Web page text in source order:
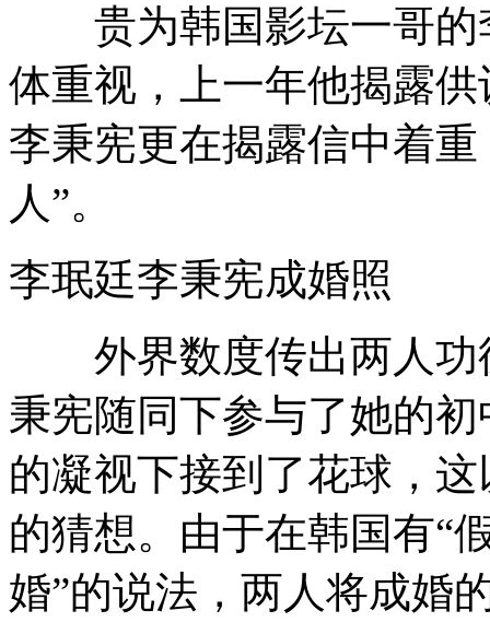
贵为韩国影坛一哥的
体重视，上一年他揭露
李秉宪更在揭露信中着
人”。
李珉廷李秉宪成婚照
外界数度传出两人功
秉宪随同下参与了她的
的凝视下接到了花球，
的猜想。由于在韩国有“
婚”的说法，两人将成婚